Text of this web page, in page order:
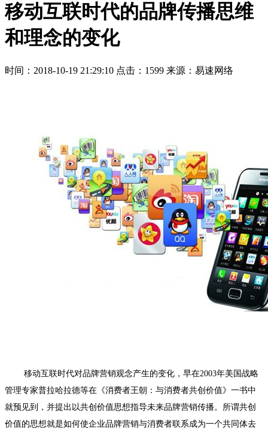
移动互联时代的品牌传播思维
和理念的变化
时间：2018-10-19 21:29:10 点击：1599 来源：易速网络
移动互联时代对品牌营销观念产生的变化，早在2003年美国战略
管理专家普拉哈拉德等在《消费者王朝：与消费者共创价值》一书中
就预见到，并提出以共创价值思想指导未来品牌营销传播。所谓共创
价值的思想就是如何使企业品牌营销与消费者联系成为一个共同体去